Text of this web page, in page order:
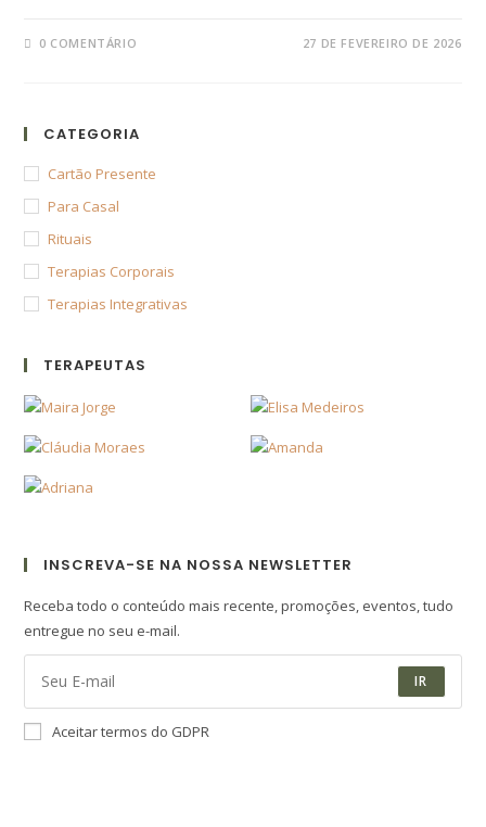
0 COMENTÁRIO 27 DE FEVEREIRO DE 2026
CATEGORIA
Cartão Presente
Para Casal
Rituais
Terapias Corporais
Terapias Integrativas
TERAPEUTAS
INSCREVA-SE NA NOSSA NEWSLETTER
Receba todo o conteúdo mais recente, promoções, eventos, tudo
entregue no seu e-mail.
IR
Aceitar termos do GDPR